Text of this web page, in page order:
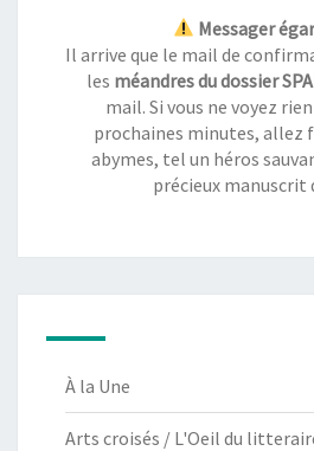
Messager
Il arrive que le mail de
les méandres du dossier
mail. Si vous ne voyez
prochaines minutes, allez
abymes, tel un héros
précieux manuscrit
À la Une
Arts croisés / L'Oeil du